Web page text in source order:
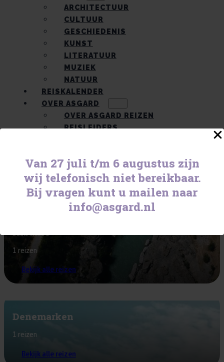
Van 27 juli t/m 6 augustus zijn
wij telefonisch niet bereikbaar.
Bij vragen kunt u mailen naar
info@asgard.nl
ARCHITECTUUR
CULTUUR
GESCHIEDENIS
KUNST
LITERATUUR
MUZIEK
NATUUR
REISKALENDER
OVER ASGARD
OVER ASGARD REIZEN
REISLEIDERS
Albanië
1 reizen
Bekijk alle reizen
Denemarken
1 reizen
Bekijk alle reizen